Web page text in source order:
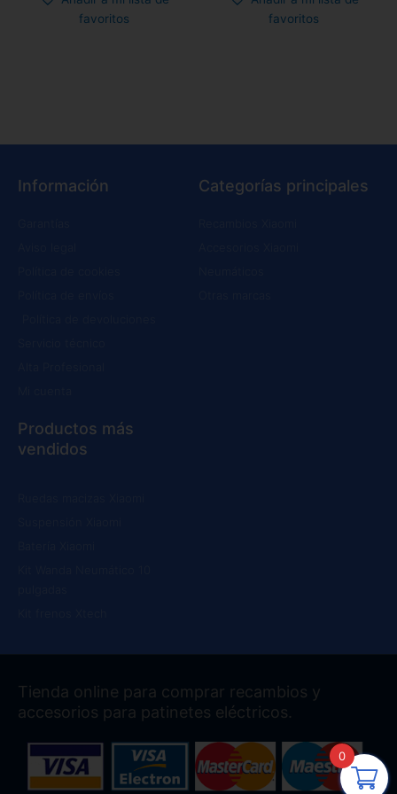
favoritos
favoritos
Información Categorías principales
Productos más
vendidos
Tienda online para comprar recambios y
accesorios para patinetes eléctricos.
0